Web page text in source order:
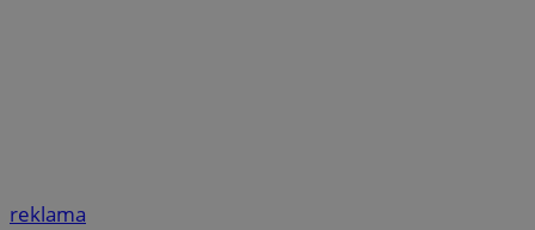
reklama